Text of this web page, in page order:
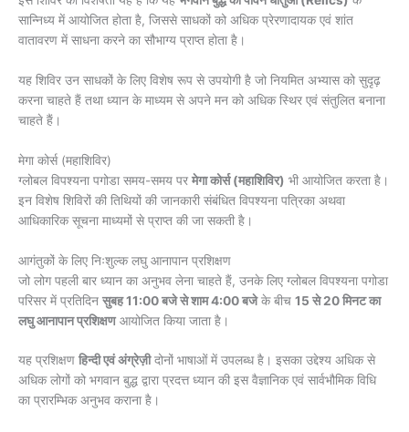
सान्निध्य में आयोजित होता है, जिससे साधकों को अधिक प्रेरणादायक एवं शांत
वातावरण में साधना करने का सौभाग्य प्राप्त होता है।
यह शिविर उन साधकों के लिए विशेष रूप से उपयोगी है जो नियमित अभ्यास को सुदृढ़
करना चाहते हैं तथा ध्यान के माध्यम से अपने मन को अधिक स्थिर एवं संतुलित बनाना
चाहते हैं।
मेगा कोर्स (महाशिविर)
ग्लोबल विपश्यना पगोडा समय-समय पर मेगा कोर्स (महाशिविर) भी आयोजित करता है।
इन विशेष शिविरों की तिथियों की जानकारी संबंधित विपश्यना पत्रिका अथवा
आधिकारिक सूचना माध्यमों से प्राप्त की जा सकती है।
आगंतुकों के लिए निःशुल्क लघु आनापान प्रशिक्षण
जो लोग पहली बार ध्यान का अनुभव लेना चाहते हैं, उनके लिए ग्लोबल विपश्यना पगोडा
परिसर में प्रतिदिन सुबह 11:00 बजे से शाम 4:00 बजेके बीच 15 से 20 मिनट का
लघु आनापान प्रशिक्षणआयोजित किया जाता है।
यह प्रशिक्षण हिन्दी एवं अंग्रेज़ीदोनों भाषाओं में उपलब्ध है। इसका उद्देश्य अधिक से
अधिक लोगों को भगवान बुद्ध द्वारा प्रदत्त ध्यान की इस वैज्ञानिक एवं सार्वभौमिक विधि
का प्रारम्भिक अनुभव कराना है।